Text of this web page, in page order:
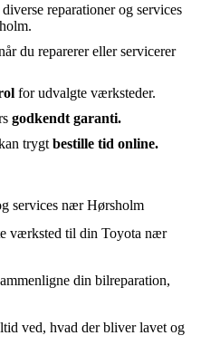
diverse reparationer og services
du reparerer eller servicerer
for udvalgte værksteder.
godkendt garanti.
trygt bestille tid online.
services nær Hørsholm
værksted til din Toyota nær
din bilreparation,
ved, hvad der bliver lavet og